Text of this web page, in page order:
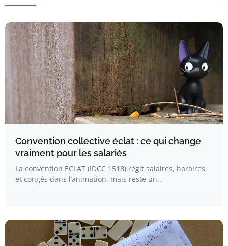
Convention collective éclat : ce qui change
vraiment pour les salariés
La convention ÉCLAT (IDCC 1518) régit salaires, horaires
et congés dans l’animation, mais reste un…